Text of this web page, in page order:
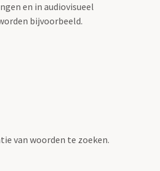
en in audiovisueel
bijvoorbeeld.
van woorden te zoeken.